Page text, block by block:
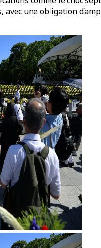
avec une obligation